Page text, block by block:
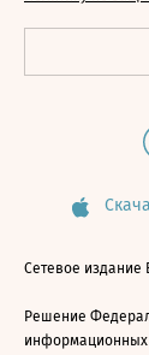
Сетевое издание
Решение
информационных